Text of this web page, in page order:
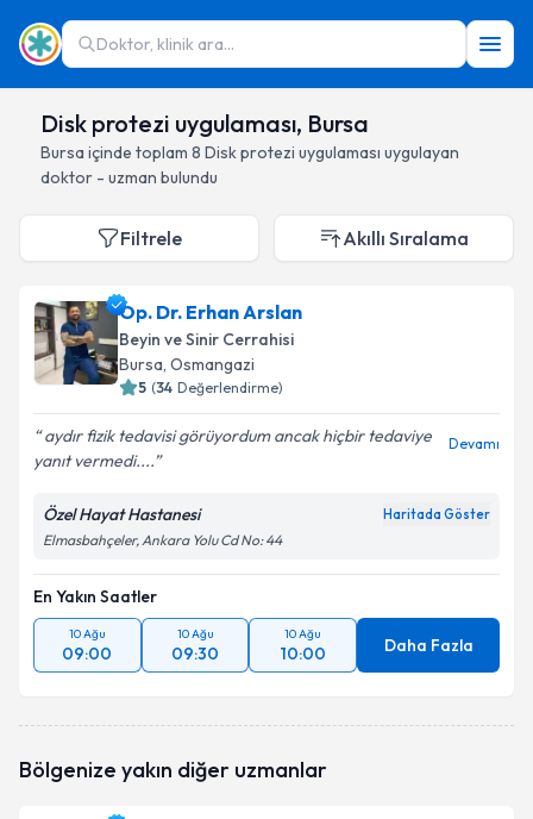
Doktor, klinik ara...
Disk protezi uygulaması, Bursa
Bursa içinde toplam 8 Disk protezi uygulaması uygulayan
doktor - uzman bulundu
Filtrele Akıllı Sıralama
Op. Dr. Erhan Arslan
Beyin ve Sinir Cerrahisi
Bursa, Osmangazi
5 (34 Değerlendirme)
aydır fizik tedavisi görüyordum ancak hiçbir tedaviye
yanıt vermedi....
Devamı
Özel Hayat Hastanesi Haritada Göster
Elmasbahçeler, Ankara Yolu Cd No: 44
En Yakın Saatler
10 Ağu
09:00
10 Ağu
09:30
10 Ağu
10:00 Daha Fazla
Bölgenize yakın diğer uzmanlar